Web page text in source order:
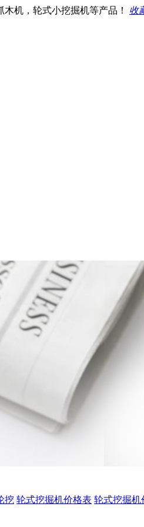
机，轮式小挖掘机等产品！ 收
挖 轮式挖掘机价格表 轮式挖掘机